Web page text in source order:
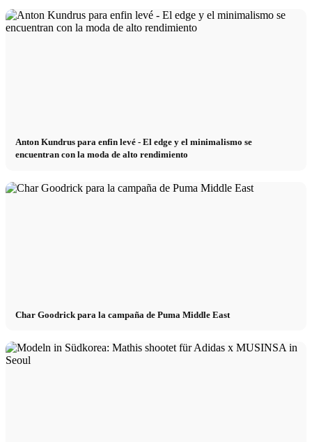
Anton Kundrus para enfin levé - El edge y el minimalismo se
encuentran con la moda de alto rendimiento
Char Goodrick para la campaña de Puma Middle East